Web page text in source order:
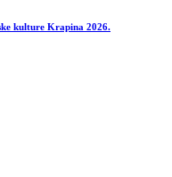
kulture Krapina 2026.